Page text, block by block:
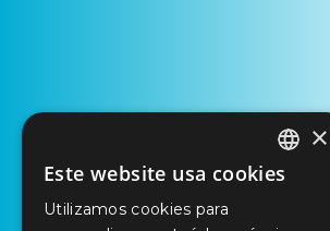
PORTUGUESE
ENGLISH
×
Este website usa cookies
Utilizamos cookies para